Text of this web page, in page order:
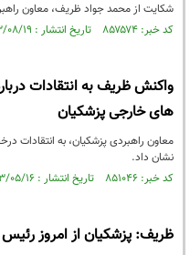
شکایت از محمد جواد ظریف، معاون
کد خبر: ۸۵۷۵۷۴ تاریخ انتشار : ۱۴۰۳/۰۸/۱۹
واکنش ظریف به انتقادات
های خارجی پزشکیان
معاون راهبردی پزشکیان، به انتقادات
نشان داد.
کد خبر: ۸۵۱۰۴۶ تاریخ انتشار : ۱۴۰۳/۰۵/۱۶
ظریف: پزشکیان از امروز